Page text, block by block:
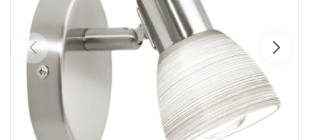
Спот Eglo Dakar 1 88472
Eglo